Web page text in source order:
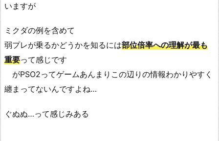
いますが
ミクダの例を含めて
弱プレが乗るかどうかを知るには部位倍率への理解が最も
重要って感じです
がPSO2ってゲームあんまりこの辺りの情報わかりやすく
纏まってないんですよね…
ぐぬぬ…って感じみある